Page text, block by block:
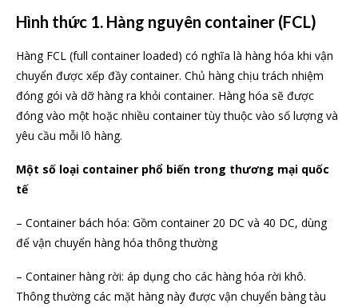
Hình thức 1. Hàng nguyên container (FCL)
Hàng FCL (full container loaded) có nghĩa là hàng hóa khi vận
chuyển được xếp đầy container. Chủ hàng chịu trách nhiệm
đóng gói và dỡ hàng ra khỏi container. Hàng hóa sẽ được
đóng vào một hoặc nhiều container tùy thuộc vào số lượng và
yêu cầu mỗi lô hàng.
Một số loại container phổ biến trong thương mại quốc
tế
– Container bách hóa: Gồm container 20 DC và 40 DC, dùng
để vận chuyển hàng hóa thông thường
– Container hàng rời: áp dụng cho các hàng hóa rời khô.
Thông thường các mặt hàng này được vận chuyển bàng tàu